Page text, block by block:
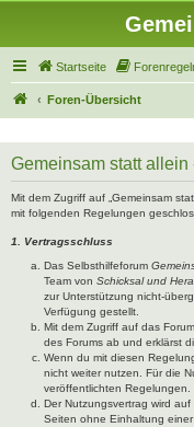
Startseite
Foren-Übersicht
Gemeinsam statt allein
Mit dem Zugriff auf „Gemeinsam
mit folgenden Regelungen
1. Vertragsschluss
Das Selbsthilfeforum
Team von Schicksal und
zur Unterstützung nicht-
Verfügung gestellt.
Mit dem Zugriff auf das
des Forums ab und erklärst
Wenn du mit diesen
nicht weiter nutzen. Für die
veröffentlichten Regelungen.
Der Nutzungsvertrag wird
Seiten ohne Einhaltung